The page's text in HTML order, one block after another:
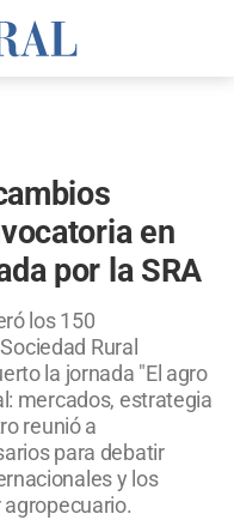
en
por la SRA
los 150
Rural
la jornada "El agro
mercados, estrategia
reunió a
para debatir
y los